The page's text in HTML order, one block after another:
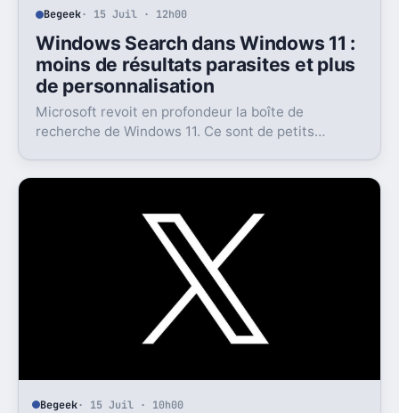
Begeek· 15 Juil · 12h00
Windows Search dans Windows 11 :
moins de résultats parasites et plus
de personnalisation
Microsoft revoit en profondeur la boîte de
recherche de Windows 11. Ce sont de petits
Begeek· 15 Juil · 10h00